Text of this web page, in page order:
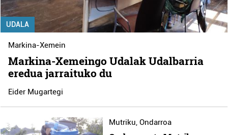
UDALA
Markina-Xemein
Markina-Xemeingo Udalak Udalbarria
eredua jarraituko du
Eider Mugartegi
Mutriku, Ondarroa